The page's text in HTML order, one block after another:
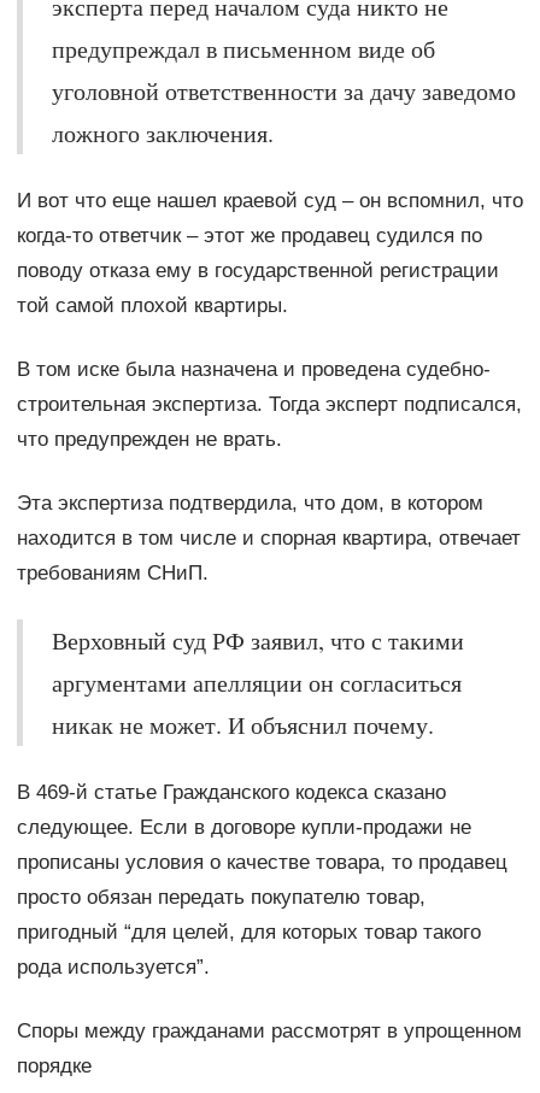
предупреждал в письменном виде об
уголовной ответственности за дачу заведомо
ложного заключения.
И вот что еще нашел краевой суд – он вспомнил, что
когда-то ответчик – этот же продавец судился по
поводу отказа ему в государственной регистрации
той самой плохой квартиры.
В том иске была назначена и проведена судебно-
строительная экспертиза. Тогда эксперт подписался,
что предупрежден не врать.
Эта экспертиза подтвердила, что дом, в котором
находится в том числе и спорная квартира, отвечает
требованиям CНиП.
Верховный суд РФ заявил, что с такими
аргументами апелляции он согласиться
никак не может. И объяснил почему.
В 469-й статье Гражданского кодекса сказано
следующее. Если в договоре купли-продажи не
прописаны условия о качестве товара, то продавец
просто обязан передать покупателю товар,
пригодный “для целей, для которых товар такого
рода используется”.
Споры между гражданами рассмотрят в упрощенном
порядке